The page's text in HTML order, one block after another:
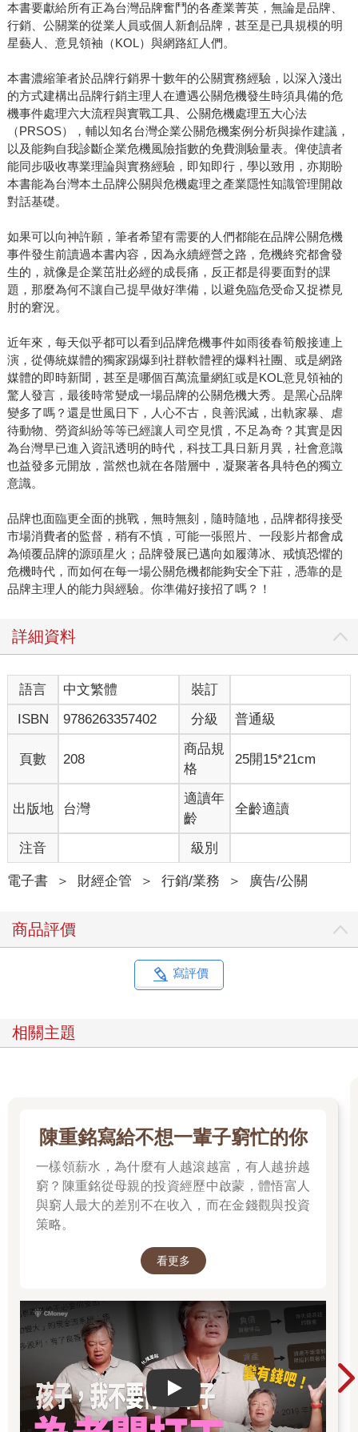
本書要獻給所有正為台灣品牌奮鬥的各產業菁英，無論是品牌、
行銷、公關業的從業人員或個人新創品牌，甚至是已具規模的明
星藝人、意見領袖（KOL）與網路紅人們。
本書濃縮筆者於品牌行銷界十數年的公關實務經驗，以深入淺出
的方式建構出品牌行銷主理人在遭遇公關危機發生時須具備的危
機事件處理六大流程與實戰工具、公關危機處理五大心法
（PRSOS），輔以知名台灣企業公關危機案例分析與操作建議，
以及能夠自我診斷企業危機風險指數的免費測驗量表。俾使讀者
能同步吸收專業理論與實務經驗，即知即行，學以致用，亦期盼
本書能為台灣本土品牌公關與危機處理之產業隱性知識管理開啟
對話基礎。
如果可以向神許願，筆者希望有需要的人們都能在品牌公關危機
事件發生前讀過本書內容，因為永續經營之路，危機終究都會發
生的，就像是企業茁壯必經的成長痛，反正都是得要面對的課
題，那麼為何不讓自己提早做好準備，以避免臨危受命又捉襟見
肘的窘況。
近年來，每天似乎都可以看到品牌危機事件如雨後春筍般接連上
演，從傳統媒體的獨家踢爆到社群軟體裡的爆料社團、或是網路
媒體的即時新聞，甚至是哪個百萬流量網紅或是KOL意見領袖的
驚人發言，最後時常變成一場品牌的公關危機大秀。是黑心品牌
變多了嗎？還是世風日下，人心不古，良善泯滅，出軌家暴、虐
待動物、勞資糾紛等等已經讓人司空見慣，不足為奇？其實是因
為台灣早已進入資訊透明的時代，科技工具日新月異，社會意識
也益發多元開放，當然也就在各階層中，凝聚著各具特色的獨立
意識。
品牌也面臨更全面的挑戰，無時無刻，隨時隨地，品牌都得接受
市場消費者的監督，稍有不慎，可能一張照片、一段影片都會成
為傾覆品牌的源頭星火；品牌發展已邁向如履薄冰、戒慎恐懼的
危機時代，而如何在每一場公關危機都能夠安全下莊，憑靠的是
品牌主理人的能力與經驗。你準備好接招了嗎？！
詳細資料
語言 中文繁體
裝訂
ISBN
9786263357402 分級 普通級
頁數 208
商品規
格
25開15*21cm
出版地 台灣
適讀年
齡
全齡適讀
注音 級別
電子書 ＞ 財經企管 ＞ 行銷/業務 ＞ 廣告/公關
商品評價
寫評價
相關主題
陳重銘寫給不想一輩子窮忙的你
一樣領薪水，為什麼有人越滾越富，有人越拚越
窮？陳重銘從母親的投資經歷中啟蒙，體悟富人
與窮人最大的差別不在收入，而在金錢觀與投資
策略。
看更多
Play video